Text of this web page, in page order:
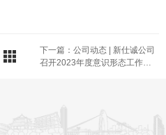
下一篇：公司动态 | 新仕诚公司
召开2023年度意识形态工作总